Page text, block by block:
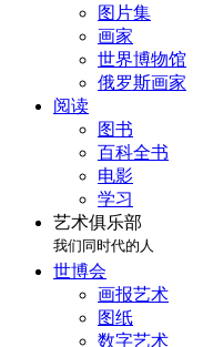
图片集
画家
世界博物馆
俄罗斯画家
阅读
图书
百科全书
电影
学习
艺术俱乐部
我们同时代的人
世博会
画报艺术
图纸
数字艺术